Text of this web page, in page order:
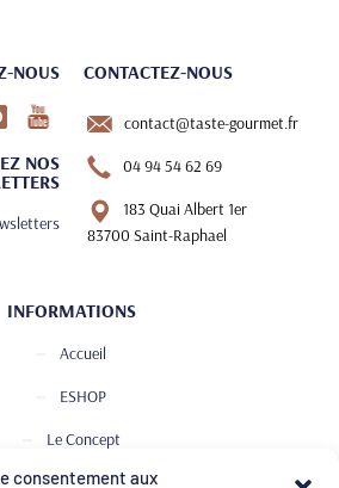
consentement aux
NOUS
NOS
CONTACTEZ-NOUS
contact@taste-gourmet.fr
04 94 54 62 69
183 Quai Albert 1er
83700 Saint-Raphael
INFORMATIONS
Accueil
ESHOP
Le Concept
Club de Dégustation